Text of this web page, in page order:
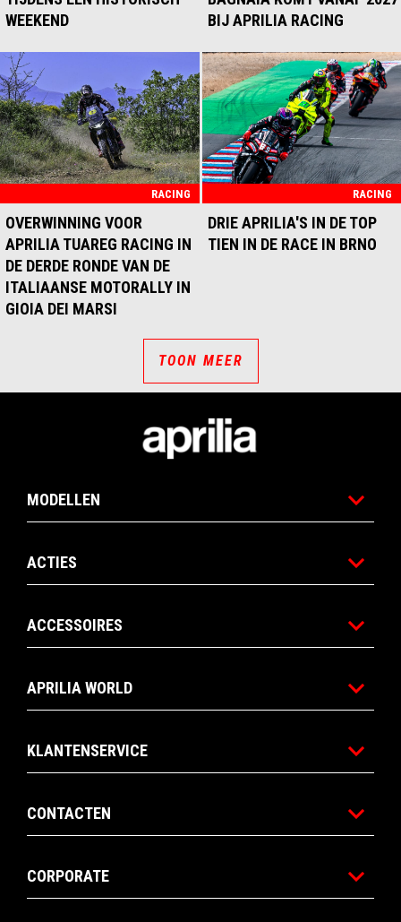
WEEKEND
BIJ APRILIA RACING
RACING
OVERWINNING VOOR
APRILIA TUAREG RACING IN
DE DERDE RONDE VAN DE
ITALIAANSE MOTORALLY IN
GIOIA DEI MARSI
RACING
DRIE APRILIA'S IN DE TOP
TIEN IN DE RACE IN BRNO
TOON MEER
MODELLEN
ACTIES
ACCESSOIRES
APRILIA WORLD
KLANTENSERVICE
CONTACTEN
CORPORATE